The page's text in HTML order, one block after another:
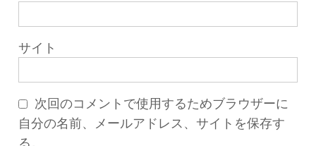
サイト
次回のコメントで使用するためブラウザーに
自分の名前、メールアドレス、サイトを保存す
る。